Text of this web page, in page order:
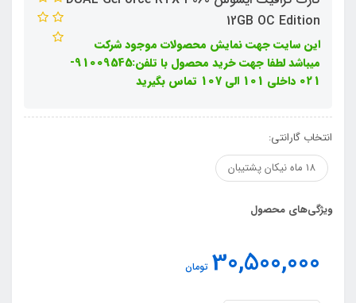
12GB OC Edition
این سایت جهت نمایش محصولات موجود شرکت
میباشد لطفا جهت خرید محصول با تلفن:91009545-
021 داخلی 101 الی 107 تماس بگیرید
انتخاب گارانتی:
18 ماه نیکان پشتیبان
ویژگی‌های محصول
30,500,000 تومان